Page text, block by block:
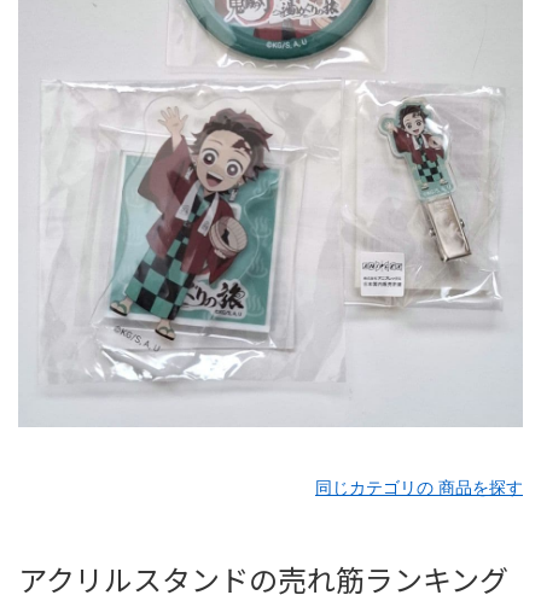
同じカテゴリの 商品を探す
アクリルスタンドの売れ筋ランキング